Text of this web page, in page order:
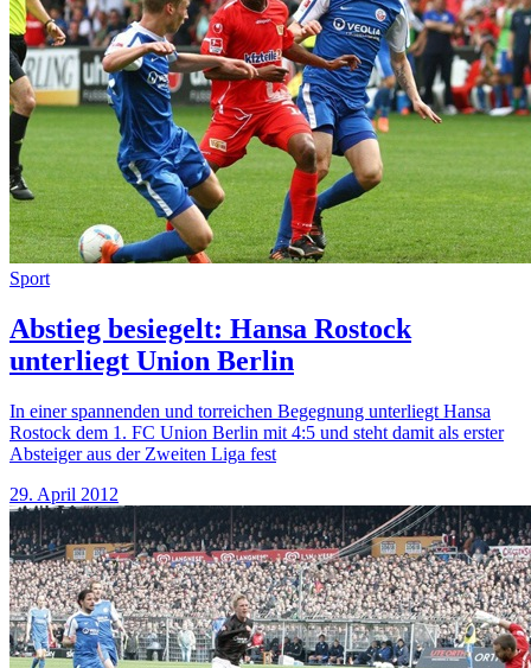
Sport
Abstieg besiegelt: Hansa Rostock
unterliegt Union Berlin
In einer spannenden und torreichen Begegnung unterliegt Hansa
Rostock dem 1. FC Union Berlin mit 4:5 und steht damit als erster
Absteiger aus der Zweiten Liga fest
29. April 2012